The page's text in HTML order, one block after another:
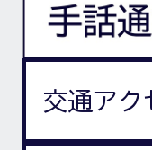
交通アク